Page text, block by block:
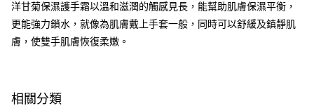
送貨方式
順豐自助櫃 - 確認發貨後1-3個工作天送達
每筆HK$65.00，滿HK$300.00或以上免運費
每筆HK$65.00，滿HK$300.00或以上免運費
洋甘菊保濕護手霜以溫和滋潤的觸感見長，能幫助肌膚保濕平衡，
更能強力鎖水，就像為肌膚戴上手套一般，同時可以舒緩及鎮靜肌
膚，使雙手肌膚恢復柔嫩。
相關分類